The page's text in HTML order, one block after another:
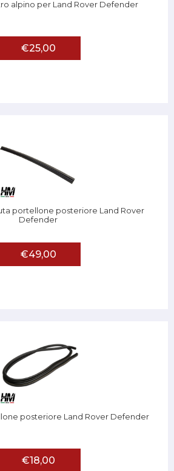
alpino per Land Rover Defender
€25,00
portellone posteriore Land Rover
Defender
€49,00
posteriore Land Rover Defender
€18,00